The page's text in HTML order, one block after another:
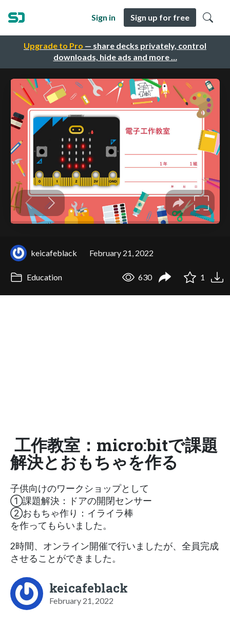
Upgrade to Pro — share decks privately, control
downloads, hide ads and more …
Sign in Sign up for free
keicafeblack February 21, 2022
Education 630 1
工作教室：micro:bitで課題
解決とおもちゃを作る
子供向けのワークショップとして
①課題解決：ドアの開閉センサー
②おもちゃ作り：イライラ棒
を作ってもらいました。
2時間、オンライン開催で行いましたが、全員完成
させることができました。
keicafeblack
February 21, 2022